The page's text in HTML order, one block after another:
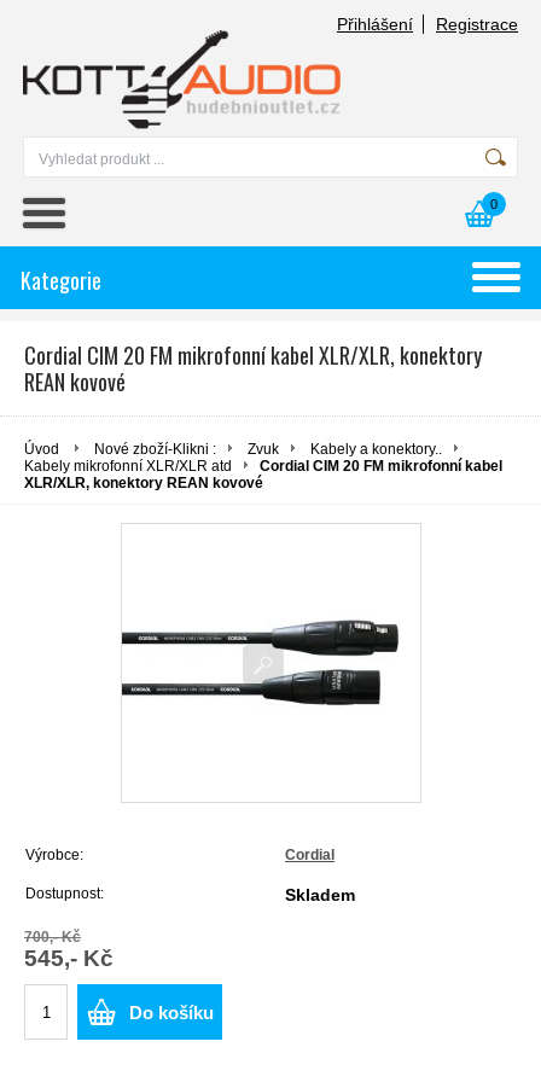
Přihlášení Registrace
0
Kategorie
Cordial CIM 20 FM mikrofonní kabel XLR/XLR, konektory
REAN kovové
Úvod Nové zboží-Klikni : Zvuk
Kabely a konektory..
Kabely mikrofonní XLR/XLR atd
Cordial CIM 20 FM mikrofonní kabel
XLR/XLR, konektory REAN kovové
Výrobce: Cordial
Dostupnost: Skladem
700,- Kč
545,- Kč
Do košíku